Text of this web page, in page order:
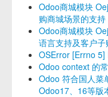
Odoo商城模块
购商城场景的支持
Odoo商城模块
语言支持及客户子
OSError [Errno
Odoo context 的
Odoo 符合国人菜
Odoo17、16等版